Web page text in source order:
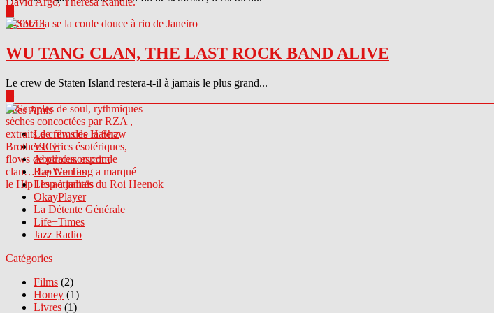
04.09.13
WU TANG CLAN, THE LAST ROCK BAND ALIVE
Le crew de Staten Island restera-t-il à jamais le plus grand...
Sites Amis
Le crew des Haterz
VICE
Abcdrduson.com
Rap Genius
Les actualités du Roi Heenok
OkayPlayer
La Détente Générale
Life+Times
Jazz Radio
Catégories
Films (2)
Honey (1)
Livres (1)